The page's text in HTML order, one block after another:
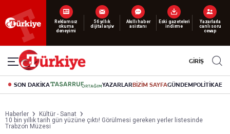
Yeni nesil dijital
abonelik 19 TL’den başlayan fiyatlarla.
GİRİŞ
SON DAKİKA YAZARLARBİZİM SAYFAGÜNDEMPOLİTİKA
Haberler
Kültür - Sanat
10 bin yıllık tarih gün yüzüne çıktı! Görülmesi gereken yerler listesinde
Trabzon Müzesi